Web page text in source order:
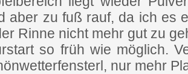
aber zu fuß rauf, da ich es
Rinne nicht mehr gut zu
so früh wie möglich.
nur mehr